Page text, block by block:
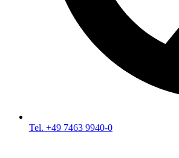
Tel. +49 7463 9940-0